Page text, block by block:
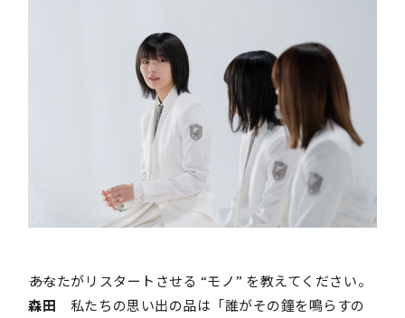
――あなたがリスタートさせる “モノ” を教えてください。
森田 私たちの思い出の品は「誰がその鐘を鳴らすの